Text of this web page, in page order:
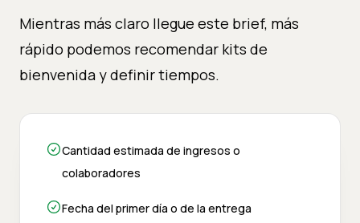
Mientras más claro llegue este brief, más
rápido podemos recomendar kits de
bienvenida y definir tiempos.
Cantidad estimada de ingresos o
colaboradores
Fecha del primer día o de la entrega